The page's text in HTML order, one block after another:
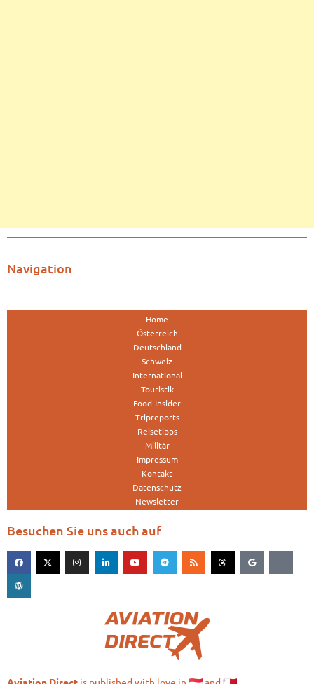
Navigation
Home
Österreich
Deutschland
Schweiz
International
Touristik
Food-Insider
Tripreports
Reisetipps
Militär
Impressum
Kontakt
Datenschutz
Newsletter
Besuchen Sie uns auch auf